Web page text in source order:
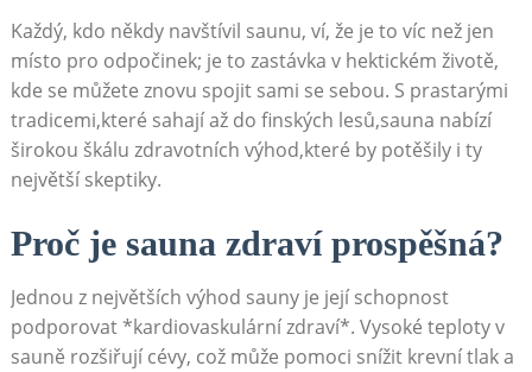
Každý, kdo někdy navštívil saunu, ví, že je to víc než jen
místo pro odpočinek; je to zastávka v hektickém životě,
kde se můžete znovu spojit sami se sebou. S prastarými
tradicemi,které sahají až do finských lesů,sauna nabízí
širokou škálu zdravotních výhod,které by potěšily i ty
největší skeptiky.
Proč je sauna zdraví prospěšná?
Jednou z největších výhod sauny je její schopnost
podporovat *kardiovaskulární zdraví*. Vysoké teploty v
sauně rozšiřují cévy, což může pomoci snížit krevní tlak a